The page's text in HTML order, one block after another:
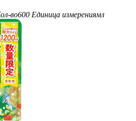
во600 Единица измерениямл